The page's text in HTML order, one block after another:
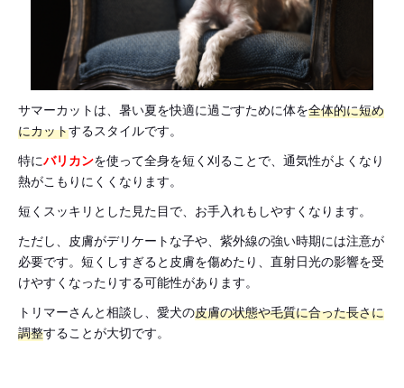
サマーカットは、暑い夏を快適に過ごすために体を全体的に短め
にカットするスタイルです。
特にバリカンを使って全身を短く刈ることで、通気性がよくなり
熱がこもりにくくなります。
短くスッキリとした見た目で、お手入れもしやすくなります。
ただし、皮膚がデリケートな子や、紫外線の強い時期には注意が
必要です。短くしすぎると皮膚を傷めたり、直射日光の影響を受
けやすくなったりする可能性があります。
トリマーさんと相談し、愛犬の皮膚の状態や毛質に合った長さに
調整することが大切です。